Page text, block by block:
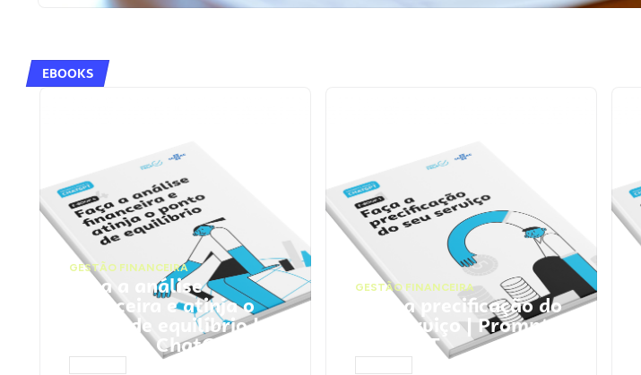
EBOOKS
GESTÃO FINANCEIRA
Faça a análise
financeira e atinja o
ponto de equilíbrio |
Prompts ChatGPT
GESTÃO FINANCEIRA
Faça a precificação do
seu serviço | Prompts
ChatGPT